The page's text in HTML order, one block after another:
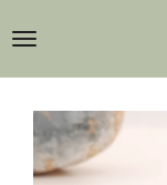
direct
naar
hoofdinhoud